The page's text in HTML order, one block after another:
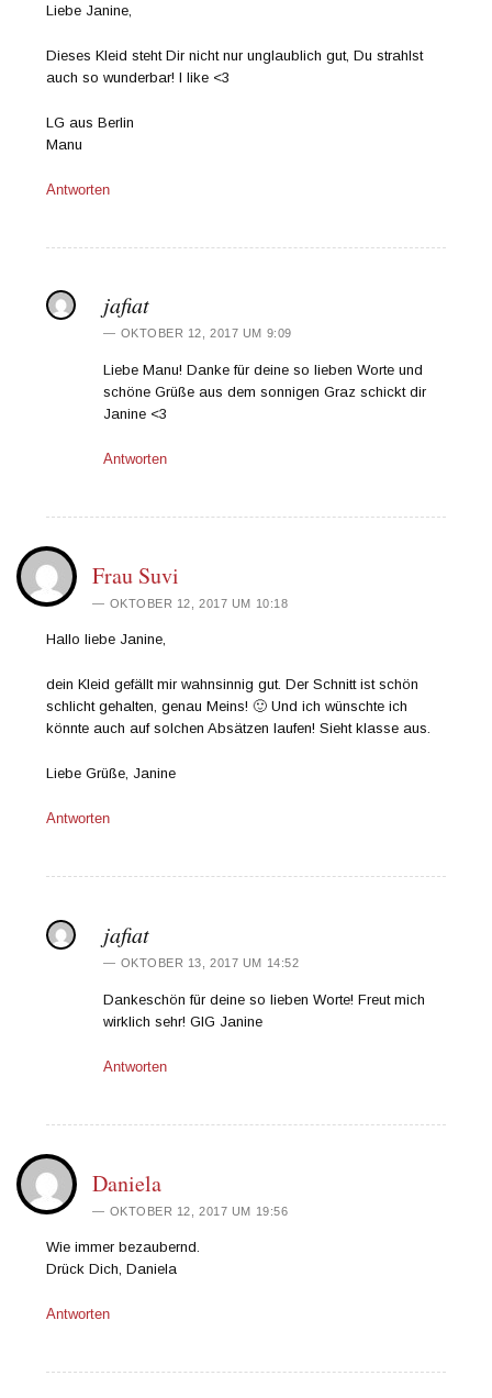
Liebe Janine,
Dieses Kleid steht Dir nicht nur unglaublich gut, Du strahlst
auch so wunderbar! I like <3
LG aus Berlin
Manu
Antworten
jafiat
OKTOBER 12, 2017 UM 9:09
Liebe Manu! Danke für deine so lieben Worte und
schöne Grüße aus dem sonnigen Graz schickt dir
Janine <3
Antworten
Frau Suvi
OKTOBER 12, 2017 UM 10:18
Hallo liebe Janine,
dein Kleid gefällt mir wahnsinnig gut. Der Schnitt ist schön
schlicht gehalten, genau Meins! 🙂 Und ich wünschte ich
könnte auch auf solchen Absätzen laufen! Sieht klasse aus.
Liebe Grüße, Janine
Antworten
jafiat
OKTOBER 13, 2017 UM 14:52
Dankeschön für deine so lieben Worte! Freut mich
wirklich sehr! GlG Janine
Antworten
Daniela
OKTOBER 12, 2017 UM 19:56
Wie immer bezaubernd.
Drück Dich, Daniela
Antworten